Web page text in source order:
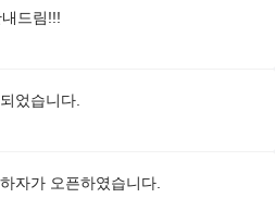
드림!!!
었습니다.
자가 오픈하였습니다.